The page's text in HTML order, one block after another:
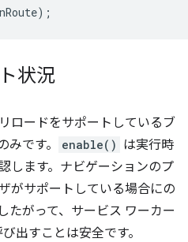
);
状況
ロードをサポートしているブ
です。
enable() は実行時
します。ナビゲーションのプ
がサポートしている場合にの
たがって、サービス ワーカー
出すことは安全です。